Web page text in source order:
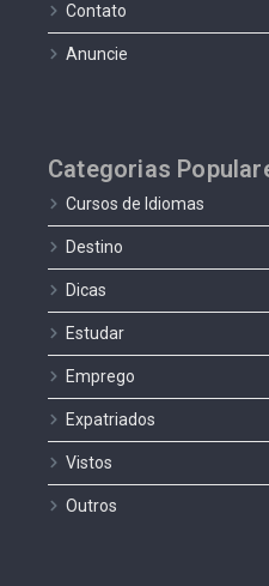
Contato
Anuncie
Categorias
Cursos de Idiomas
Destino
Dicas
Estudar
Emprego
Expatriados
Vistos
Outros